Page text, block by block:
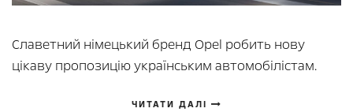
Славетний німецький бренд Opel робить нову
цікаву пропозицію українським автомобілістам.
ЧИТАТИ ДАЛІ